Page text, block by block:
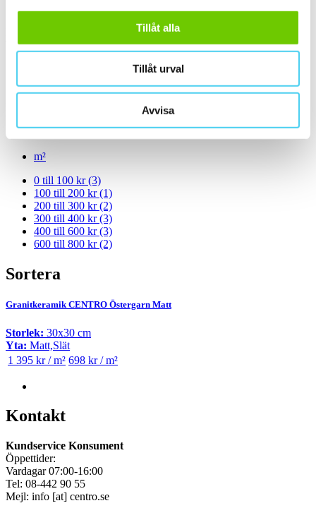
Tillåt alla
Tillåt urval
Avvisa
Strukturerad(1)
Välj önskad kant på plattan:
Standard(2)
m²
0 till 100 kr(3)
100 till 200 kr(1)
200 till 300 kr(2)
300 till 400 kr(3)
400 till 600 kr(3)
600 till 800 kr(2)
Sortera
Granitkeramik CENTRO Östergarn Matt
Storlek: 30x30 cm
Yta: Matt,Slät
1 395 kr / m² 698 kr / m²
Kontakt
Kundservice Konsument
Öppettider:
Vardagar 07:00-16:00
Tel: 08-442 90 55
Mejl: info [at] centro.se